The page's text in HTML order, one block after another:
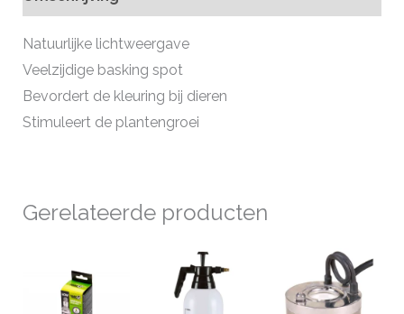
Natuurlijke lichtweergave
Veelzijdige basking spot
Bevordert de kleuring bij dieren
Stimuleert de plantengroei
Gerelateerde producten